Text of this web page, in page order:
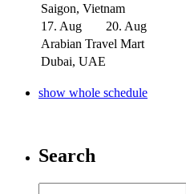
Saigon, Vietnam
17. Aug
20. Aug
Arabian Travel Mart
Dubai, UAE
show whole schedule
Search